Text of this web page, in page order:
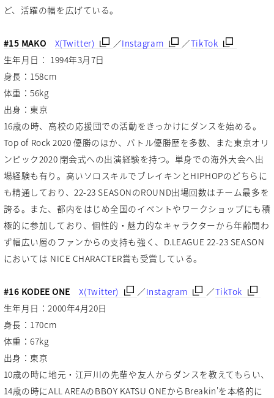
ど、活躍の幅を広げている。
#15 MAKO X(Twitter) ／Instagram ／TikTok
生年月日： 1994年3月7日
身長：158cm
体重：56kg
出身：東京
16歳の時、高校の応援団での活動をきっかけにダンスを始める。
Top of Rock 2020 優勝のほか、バトル優勝歴を多数、また東京オリ
ンピック2020 閉会式への出演経験を持つ。単身での海外大会へ出
場経験も有り。高いソロスキルでブレイキンとHIPHOPのどちらに
も精通しており、22-23 SEASONのROUND出場回数はチーム最多を
誇る。また、都内をはじめ全国のイベントやワークショップにも積
極的に参加しており、個性的・魅力的なキャラクターから年齢問わ
ず幅広い層のファンからの支持も強く、D.LEAGUE 22-23 SEASON
においては NICE CHARACTER賞も受賞している。
#16 KODEE ONE X(Twitter) ／Instagram ／TikTok
生年月日：2000年4月20日
身長：170cm
体重：67kg
出身：東京
10歳の時に地元・江戸川の先輩や友人からダンスを教えてもらい、
14歳の時にALL AREAのBBOY KATSU ONEからBreakin'を本格的に